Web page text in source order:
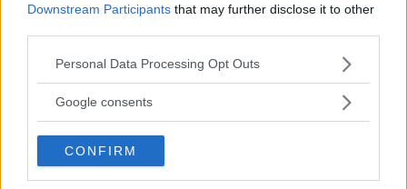
Downstream Participants that may further disclose it to other
Please note that this website/app uses one or more Google
not limited to your visit or usage behaviour. You may click to
use your data for below specified purposes in below Google
consent section.
Personal Data Processing Opt Outs
Google consents
CONFIRM
Baby Sitter